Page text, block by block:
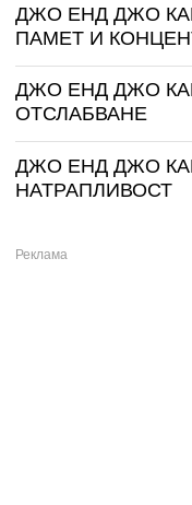
ДЖО ЕНД ДЖО
ПАМЕТ И
ДЖО ЕНД ДЖО
ОТСЛАБВАНЕ
ДЖО ЕНД ДЖО
НАТРАПЛИВОСТ